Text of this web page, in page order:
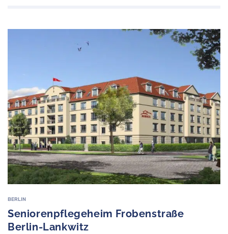
BERLIN
Seniorenpflegeheim Frobenstraße
Berlin-Lankwitz